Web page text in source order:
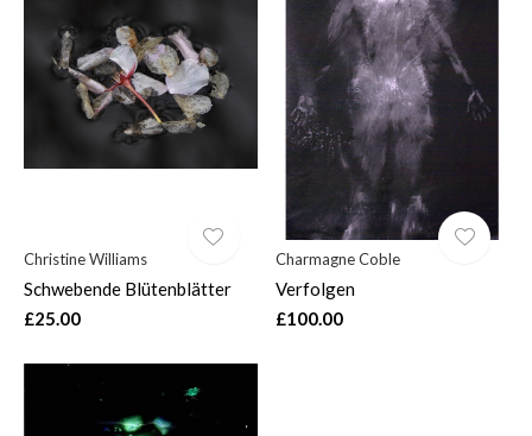
Christine Williams
Schwebende Blütenblätter
£25.00
Charmagne Coble
Verfolgen
£100.00